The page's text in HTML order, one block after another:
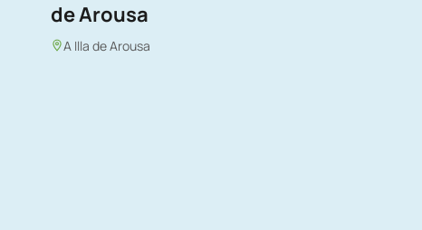
de Arousa
A Illa de Arousa